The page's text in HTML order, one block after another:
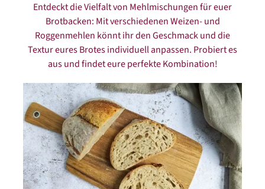
Entdeckt die Vielfalt von Mehlmischungen für euer
Brotbacken: Mit verschiedenen Weizen- und
Roggenmehlen könnt ihr den Geschmack und die
Textur eures Brotes individuell anpassen. Probiert es
aus und findet eure perfekte Kombination!